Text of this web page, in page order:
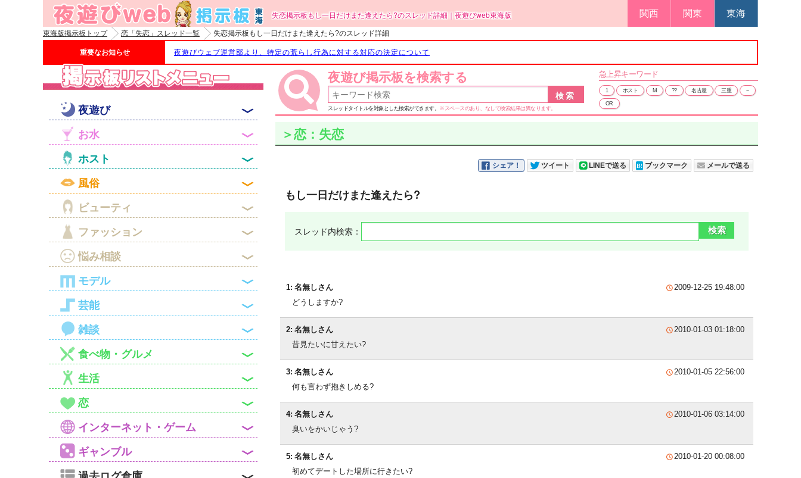
失恋掲示板もし一日だけまた逢えたら?のスレッド詳細｜夜遊びweb東海版 関西 関東 東海
東海版掲示板トップ 恋「失恋」スレッド一覧 失恋掲示板もし一日だけまた逢えたら?のスレッド詳細
重要なお知らせ 夜遊びウェブ運営部より、特定の荒らし行為に対する対応の決定について
夜遊び掲示板を検索する
スレッドタイトルを対象とした検索ができます。 ※スペースのあり、なしで検索結果は異なります。
急上昇キーワード
1 ホスト M ?? 名古屋 三重 --
OR
夜遊び 
お水 
ホスト 
風俗 
ビューティ 
ファッション 
悩み相談 
モデル 
芸能 
雑談 
食べ物・グルメ 
生活 
恋 
インターネット・ゲーム 
ギャンブル 
＞恋：失恋
シェア！ ツイート LINEで送る ブックマーク メールで送る
もし一日だけまた逢えたら?
スレッド内検索：
1: 名無しさん
どうしますか?
2009-12-25 19:48:00
2: 名無しさん
昔見たいに甘えたい?
2010-01-03 01:18:00
3: 名無しさん
何も言わず抱きしめる?
2010-01-05 22:56:00
4: 名無しさん
臭いをかいじゃう?
2010-01-06 03:14:00
5: 名無しさん
初めてデートした場所に行きたい?
2010-01-20 00:08:00